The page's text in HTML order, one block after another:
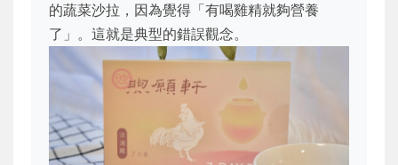
的蔬菜沙拉，因為覺得「有喝雞精就夠營養
了」。這就是典型的錯誤觀念。